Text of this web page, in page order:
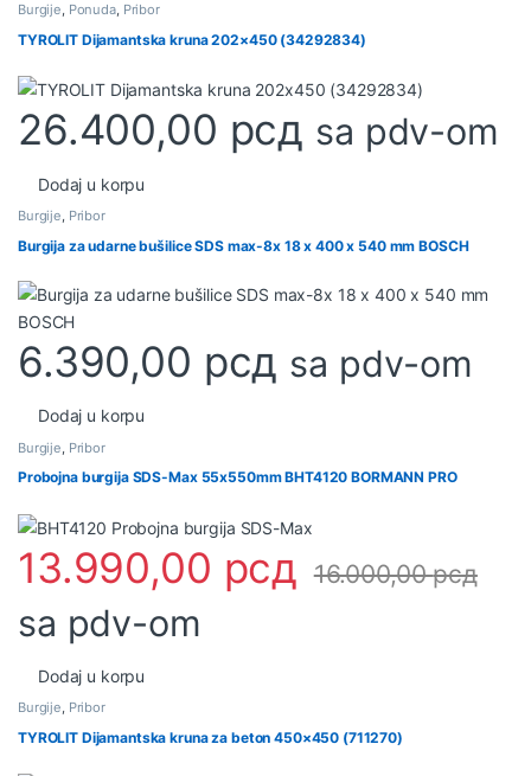
Burgije, Ponuda, Pribor
TYROLIT Dijamantska kruna 202×450 (34292834)
26.400,00 рсд sa pdv-om
Dodaj u korpu
Burgije, Pribor
Burgija za udarne bušilice SDS max-8x 18 x 400 x 540 mm BOSCH
6.390,00 рсд sa pdv-om
Dodaj u korpu
Burgije, Pribor
Probojna burgija SDS-Max 55x550mm BHT4120 BORMANN PRO
13.990,00 рсд 16.000,00рсд
sa pdv-om
Dodaj u korpu
Burgije, Pribor
TYROLIT Dijamantska kruna za beton 450×450 (711270)